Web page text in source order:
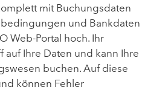
mit Buchungsdaten
und Bankdaten
Web-Portal hoch. Ihr
Ihre Daten und kann Ihre
buchen. Auf diese
können Fehler